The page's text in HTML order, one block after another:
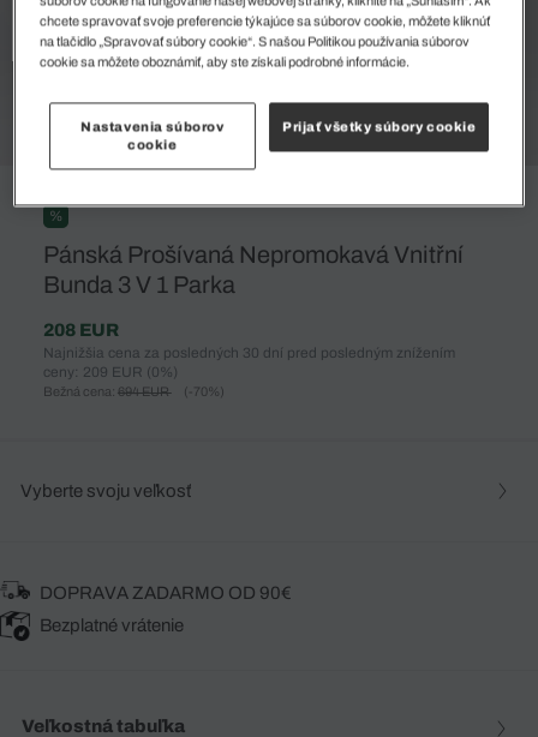
%
Pánská Prošívaná Nepromokavá Vnitřní
Bunda 3 V 1 Parka
208 EUR
Najnižšia cena za posledných 30 dní pred posledným znížením
ceny: 209 EUR (0%)
Bežná cena: 694 EUR (-70%)
Vyberte svoju veľkosť
DOPRAVA ZADARMO OD 90€
Bezplatné vrátenie
Veľkostná tabuľka
chcete spravovať svoje preferencie týkajúce sa súborov cookie, môžete kliknúť
na tlačidlo „Spravovať súbory cookie“. S našou Politikou používania súborov
cookie sa môžete oboznámiť, aby ste získali podrobné informácie.
Nastavenia súborov
cookie
Prijať všetky súbory cookie